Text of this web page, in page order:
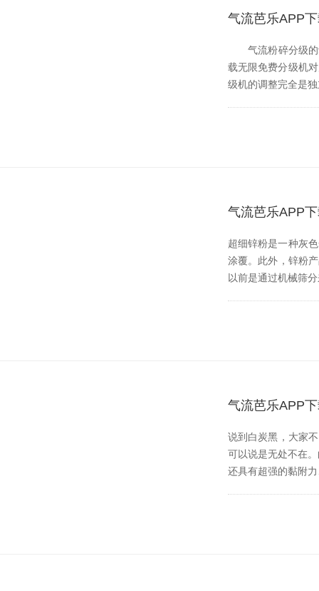
气流芭乐APP下
气流粉碎分级的动
载无限免费分级机对产
级机的调整完全是独
气流芭乐APP
超细锌粉是一种灰色
涂覆。此外，锌粉产
以前是通过机械筛分
气流芭乐APP
说到白炭黑，大家
可以说是无处不在
还具有超强的黏附力